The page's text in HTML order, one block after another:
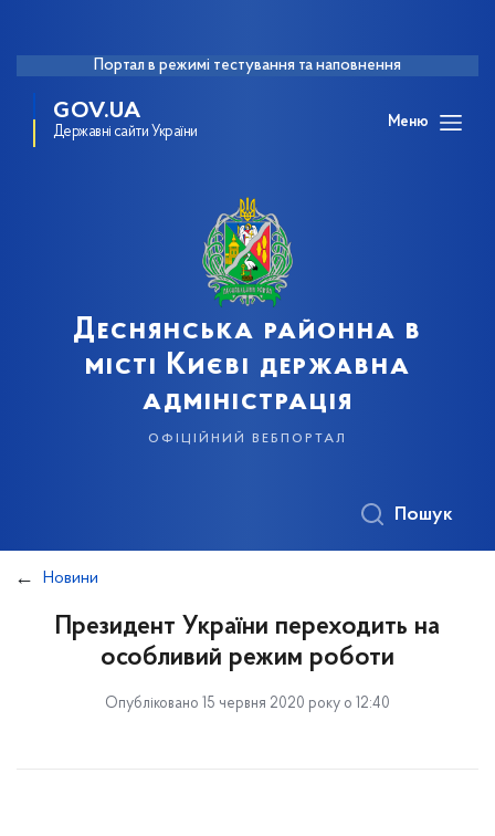
Портал в режимі тестування та наповнення
GOV.UA
Державні сайти України
Меню
Деснянська районна в
місті Києві державна
адміністрація
офіційний вебпортал
Пошук
Новини
Президент України переходить на
особливий режим роботи
Опубліковано 15 червня 2020 року о 12:40